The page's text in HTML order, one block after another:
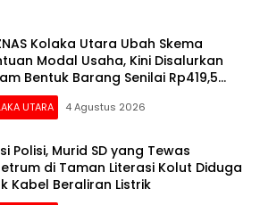
Kolaka Utara Ubah Skema
Modal Usaha, Kini Disalurkan
Bentuk Barang Senilai Rp419,5
UTARA 4 Agustus 2026
Polisi, Murid SD yang Tewas
di Taman Literasi Kolut Diduga
Kabel Beraliran Listrik